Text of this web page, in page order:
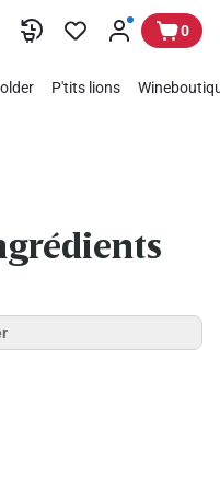
0
P'tits lions